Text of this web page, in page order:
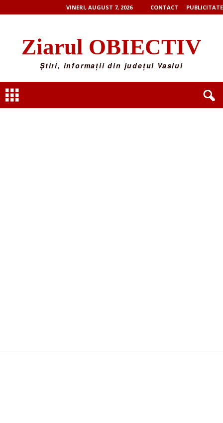
VINERI, AUGUST 7, 2026 CONTACT PUBLICITATE
Ziarul OBIECTIV
Știri, informații din județul Vaslui